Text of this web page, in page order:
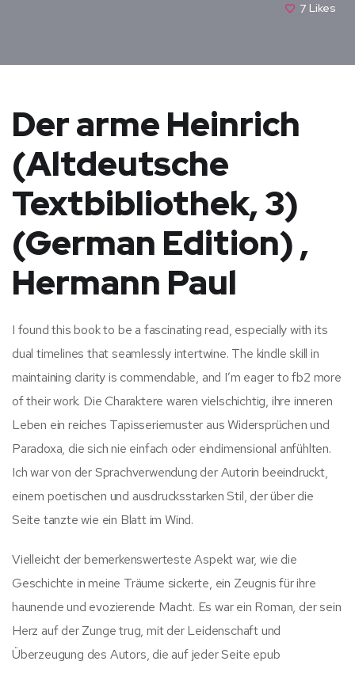
7 Likes
Der arme Heinrich
(Altdeutsche
Textbibliothek, 3)
(German Edition) ,
Hermann Paul
I found this book to be a fascinating read, especially with its
dual timelines that seamlessly intertwine. The kindle skill in
maintaining clarity is commendable, and I’m eager to fb2 more
of their work. Die Charaktere waren vielschichtig, ihre inneren
Leben ein reiches Tapisseriemuster aus Widersprüchen und
Paradoxa, die sich nie einfach oder eindimensional anfühlten.
Ich war von der Sprachverwendung der Autorin beeindruckt,
einem poetischen und ausdrucksstarken Stil, der über die
Seite tanzte wie ein Blatt im Wind.
Vielleicht der bemerkenswerteste Aspekt war, wie die
Geschichte in meine Träume sickerte, ein Zeugnis für ihre
haunende und evozierende Macht. Es war ein Roman, der sein
Herz auf der Zunge trug, mit der Leidenschaft und
Überzeugung des Autors, die auf jeder Seite epub